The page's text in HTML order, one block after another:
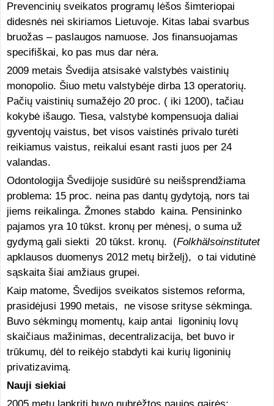
Prevencinių sveikatos programų lėšos šimteriopai
didesnės nei skiriamos Lietuvoje. Kitas labai svarbus
bruožas – paslaugos namuose. Jos finansuojamas
specifiškai, ko pas mus dar nėra.
2009 metais Švedija atsisakė valstybės vaistinių
monopolio. Šiuo metu valstybėje dirba 13 operatorių.
Pačių vaistinių sumažėjo 20 proc. ( iki 1200), tačiau
kokybė išaugo. Tiesa, valstybė kompensuoja daliai
gyventojų vaistus, bet visos vaistinės privalo turėti
reikiamus vaistus, reikalui esant rasti juos per 24
valandas.
Odontologija Švedijoje susidūrė su neišsprendžiama
problema: 15 proc. neina pas dantų gydytoją, nors tai
jiems reikalinga. Žmones stabdo kaina. Pensininko
pajamos yra 10 tūkst. kronų per mėnesį, o suma už
gydymą gali siekti 20 tūkst. kronų. (Folkhälsoinstitutet
apklausos duomenys 2012 metų birželį), o tai vidutinė
sąskaita šiai amžiaus grupei.
Kaip matome, Švedijos sveikatos sistemos reforma,
prasidėjusi 1990 metais, ne visose srityse sėkminga.
Buvo sėkmingų momentų, kaip antai ligoninių lovų
skaičiaus mažinimas, decentralizacija, bet buvo ir
trūkumų, dėl to reikėjo stabdyti kai kurių ligoninių
privatizavimą.
Nauji siekiai